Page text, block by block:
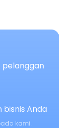
pelanggan
Anda
kami.